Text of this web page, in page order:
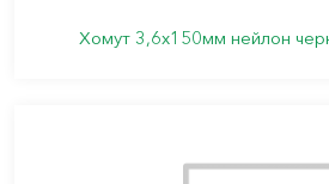
Хомут 3,6х150мм нейлон